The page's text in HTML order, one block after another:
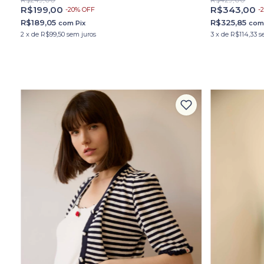
R$199,00-20%OFF
R$189,05com Pix
2 xde R$99,50 sem juros
R$343,00-
R$325,85com
3 xde R$114,33